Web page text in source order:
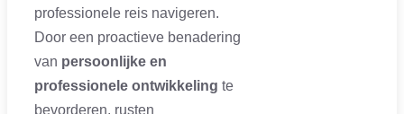
professionele reis navigeren.
Door een proactieve benadering
van persoonlijke en
professionele ontwikkeling te
bevorderen, rusten